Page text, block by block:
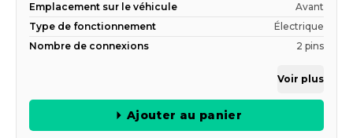
Emplacement sur le véhicule
Avant
Type de fonctionnement
Électrique
Nombre de connexions
2 pins
Voir plus
Ajouter au panier